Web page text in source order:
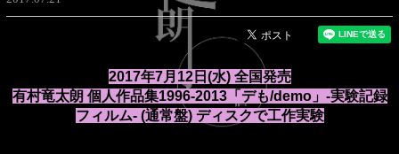
Media
Profile
Discography
Goods
2017年7月12日(水) 全国発売
有村竜太朗 個人作品集1996-2013「デも/demo」-実験記録
フィルム- (通常盤) ディスクで工作実験